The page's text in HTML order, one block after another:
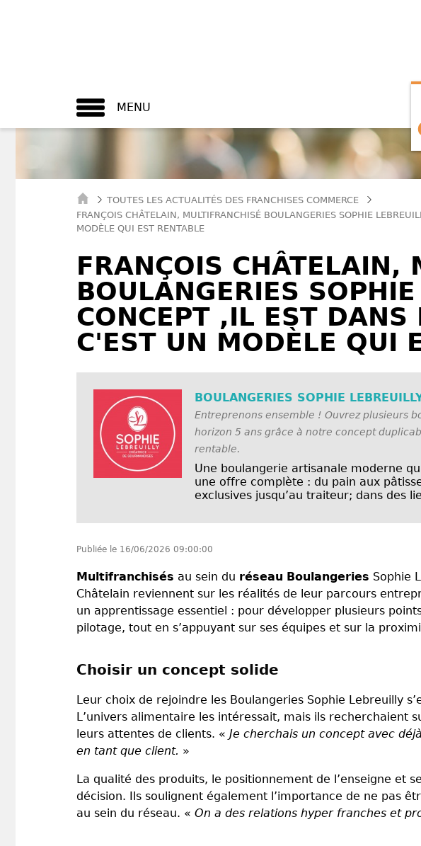
MENU
TOUTES LES ACTUALITÉS DES FRANCHISES COMMERCE
FRANÇOIS CHÂTELAIN, MULTIFRANCHISÉ BOULANGERIES SOPHIE
MODÈLE QUI EST RENTABLE
FRANÇOIS CHÂTELAIN,
BOULANGERIES
CONCEPT ,IL EST DANS
C'EST UN MODÈLE QUI
BOULANGERIES SOPHIE
Entreprenons ensemble ! Ouvrez plusieurs
horizon 5 ans grâce à notre concept
rentable.
Une boulangerie artisanale moderne
une offre complète : du pain aux
exclusives jusqu’au traiteur; dans des
Publiée le 16/06/2026 09:00:00
Multifranchisés au sein du réseau Boulangeries Sophie
Châtelain reviennent sur les réalités de leur parcours
un apprentissage essentiel : pour développer plusieurs
pilotage, tout en s’appuyant sur ses équipes et sur la
Choisir un concept solide
Leur choix de rejoindre les Boulangeries Sophie Lebreuilly
L’univers alimentaire les intéressait, mais ils recherchaient
leurs attentes de clients. « Je cherchais un concept avec
en tant que client. »
La qualité des produits, le positionnement de l’enseigne et
décision. Ils soulignent également l’importance de ne pas
au sein du réseau. « On a des relations hyper franches et